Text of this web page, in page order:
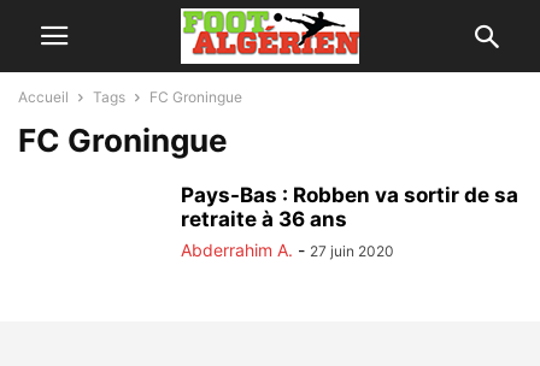
Accueil Tags FC Groningue
FC Groningue
Pays-Bas : Robben va sortir de sa
retraite à 36 ans
Abderrahim A. - 27 juin 2020